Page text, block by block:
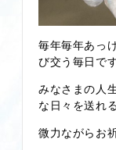
毎年毎年あっ
び交う毎日で
みなさまの人
な日々を送れ
微力ながらお